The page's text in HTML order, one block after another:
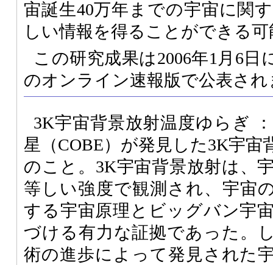
宙誕生40万年までの宇宙に関
しい情報を得ることができる
この研究成果は2006年1月6日
のオンライン速報版で公表さ
3K宇宙背景放射温度ゆらぎ
星（COBE）が発見した3K宇宙
のこと。3K宇宙背景放射は、
等しい強度で観測され、宇宙
する宇宙原理とビッグバン宇
づける有力な証拠であった。
術の進歩によって発見された